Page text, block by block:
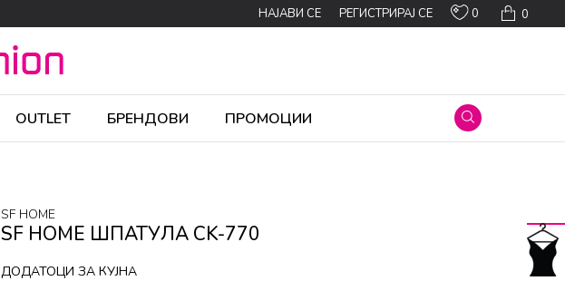
0
0
НАЈАВИ СЕ РЕГИСТРИРАЈ СЕ
OUTLET БРЕНДОВИ ПРОМОЦИИ
SF HOME
SF HOME ШПАТУЛА CK-770
ДОДАТОЦИ ЗА КУЈНА